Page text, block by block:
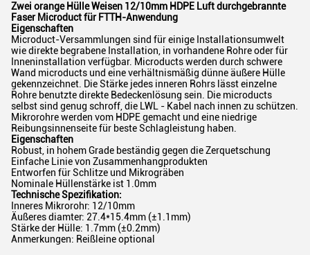
Zwei orange Hülle Weisen 12/10mm HDPE Luft durchgebrannte
Faser Microduct für FTTH-Anwendung
Eigenschaften
Microduct-Versammlungen sind für einige Installationsumwelt
wie direkte begrabene Installation, in vorhandene Rohre oder für
Inneninstallation verfügbar. Microducts werden durch schwere
Wand microducts und eine verhältnismäßig dünne äußere Hülle
gekennzeichnet. Die Stärke jedes inneren Rohrs lässt einzelne
Rohre benutzte direkte Bedeckenlösung sein. Die microducts
selbst sind genug schroff, die LWL - Kabel nach innen zu schützen.
Mikrorohre werden vom HDPE gemacht und eine niedrige
Reibungsinnenseite für beste Schlagleistung haben.
Eigenschaften
Robust, in hohem Grade beständig gegen die Zerquetschung
Einfache Linie von Zusammenhangprodukten
Entworfen für Schlitze und Mikrogräben
Nominale Hüllenstärke ist 1.0mm
Technische Spezifikation:
Inneres Mikrorohr: 12/10mm
Äußeres diamter: 27.4*15.4mm (±1.1mm)
Stärke der Hülle: 1.7mm (±0.2mm)
Anmerkungen: Reißleine optional